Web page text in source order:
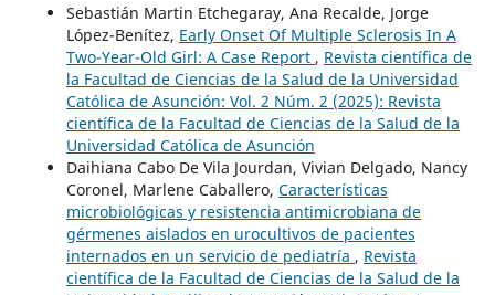
Sebastián Martin Etchegaray, Ana Recalde, Jorge
López-Benítez, Early Onset Of Multiple Sclerosis In A
Two-Year-Old Girl: A Case Report , Revista científica de
la Facultad de Ciencias de la Salud de la Universidad
Católica de Asunción: Vol. 2 Núm. 2 (2025): Revista
científica de la Facultad de Ciencias de la Salud de la
Universidad Católica de Asunción
Daihiana Cabo De Vila Jourdan, Vivian Delgado, Nancy
Coronel, Marlene Caballero, Características
microbiológicas y resistencia antimicrobiana de
gérmenes aislados en urocultivos de pacientes
internados en un servicio de pediatría , Revista
científica de la Facultad de Ciencias de la Salud de la